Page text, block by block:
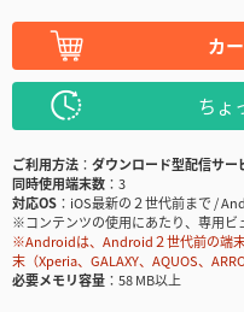
カ
ちょ
ご利用方法
ダウンロード型配信サー
同時使用端末数
3
対応OS
iOS最新の２世代前まで /
※コンテンツの使用にあたり、専用
※Androidは、Android２世代前の端
末（Xperia、GALAXY、AQUOS、
必要メモリ容量
58 MB以上